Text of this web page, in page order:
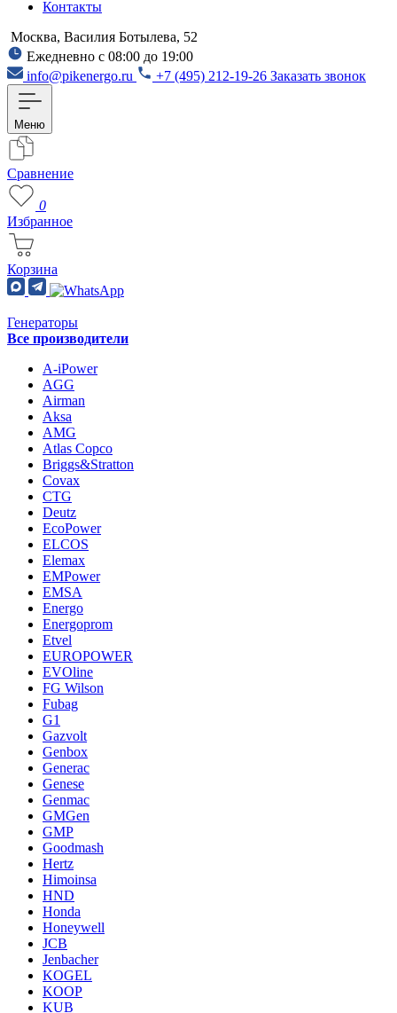
Контакты
Москва, Василия Ботылева, 52
Ежедневно с 08:00 до 19:00
info@pikenergo.ru
+7 (495) 212-19-26 Заказать звонок
Меню
Сравнение
0
Избранное
Корзина
Генераторы
Все производители
A-iPower
AGG
Airman
Aksa
AMG
Atlas Copco
Briggs&Stratton
Covax
CTG
Deutz
EcoPower
ELCOS
Elemax
EMPower
EMSA
Energo
Energoprom
Etvel
EUROPOWER
EVOline
FG Wilson
Fubag
G1
Gazvolt
Genbox
Generac
Genese
Genmac
GMGen
GMP
Goodmash
Hertz
Himoinsa
HND
Honda
Honeywell
JCB
Jenbacher
KOGEL
KOOP
KUB